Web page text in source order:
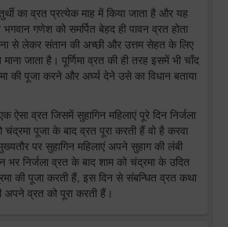
का व्रत प्रत्येक माह में किया जाता है और यह
गणेश को समर्पित बेहद ही पावन व्रत होता
से लेकर संतान की अच्छी और उत्तम सेहत के लिए
जाता है। पूर्णिमा व्रत की ही तरह इसमें भी चाँद
की पूजा करने और अर्घ्य देने उसे का विधान बताया
ऐसा व्रत जिसमें सुहागिन महिलाएं पूरे दिन निर्जला
पूजा के बाद व्रत पूरा करती हैं वो है करवा
पर सुहागिन महिलाएं अपने सुहाग की लंबी
भर निर्जला व्रत के बाद शाम को चंद्रमा के उदित
की पूजा करती हैं, इस दिन से संबन्धित व्रत कथा
व्रत को पूरा करती हैं।